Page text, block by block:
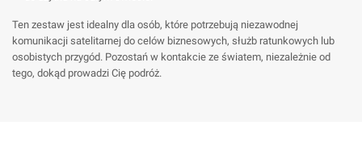
Ten zestaw jest idealny dla osób, które potrzebują niezawodnej
komunikacji satelitarnej do celów biznesowych, służb ratunkowych lub
osobistych przygód. Pozostań w kontakcie ze światem, niezależnie od
tego, dokąd prowadzi Cię podróż.